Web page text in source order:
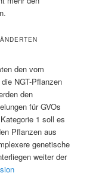
den vom
NGT-Pflanzen
den
für GVOs
1 soll es
Pflanzen aus
genetische
weiter der